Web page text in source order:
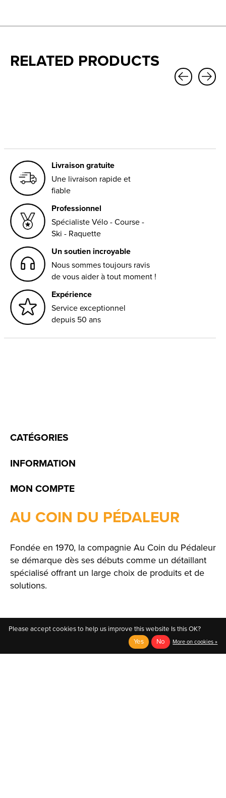
RELATED PRODUCTS
Livraison gratuite
Une livraison rapide et
fiable
Professionnel
Spécialiste Vélo - Course -
Ski - Raquette
Un soutien incroyable
Nous sommes toujours ravis
de vous aider à tout moment !
Expérience
Service exceptionnel
depuis 50 ans
CATÉGORIES
INFORMATION
MON COMPTE
AU COIN DU PÉDALEUR
Fondée en 1970, la compagnie Au Coin du Pédaleur
se démarque dès ses débuts comme un détaillant
spécialisé offrant un large choix de produits et de
solutions.
Please accept cookies to help us improve this website Is this OK?
Yes
No More on cookies »